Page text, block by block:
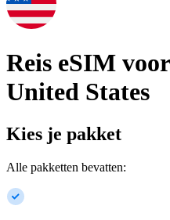
Reis eSIM voor
United States
Kies je pakket
Alle pakketten bevatten: